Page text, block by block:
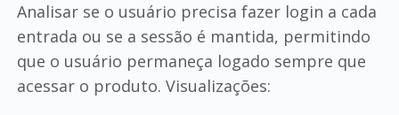
Analisar se o usuário precisa fazer login a cada
entrada ou se a sessão é mantida, permitindo
que o usuário permaneça logado sempre que
acessar o produto. Visualizações: